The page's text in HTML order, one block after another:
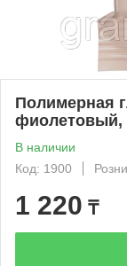
Полимерная
фиолетовый,
В наличии
Код: 1900
1 220 ₸